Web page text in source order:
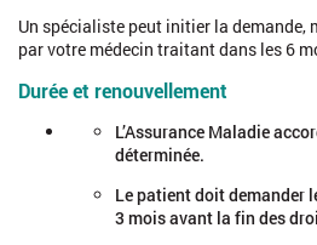
Un spécialiste peut initier la demande,
par votre médecin traitant dans les 6
Durée et renouvellement
L’Assurance Maladie
déterminée.
Le patient doit demander
3 mois avant la fin des